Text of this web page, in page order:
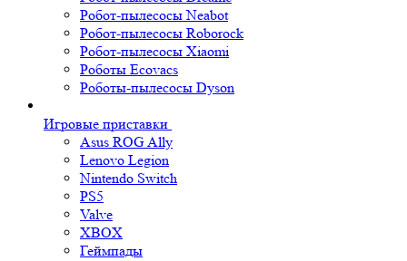
Робот-пылесосы Neabot
Робот-пылесосы Roborock
Робот-пылесосы Xiaomi
Роботы Ecovacs
Роботы-пылесосы Dyson
Игровые приставки
Asus ROG Ally
Lenovo Legion
Nintendo Switch
PS5
Valve
XBOX
Геймпады